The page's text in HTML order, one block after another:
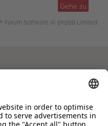
Gehe zu
® Forum Software © phpBB Limited